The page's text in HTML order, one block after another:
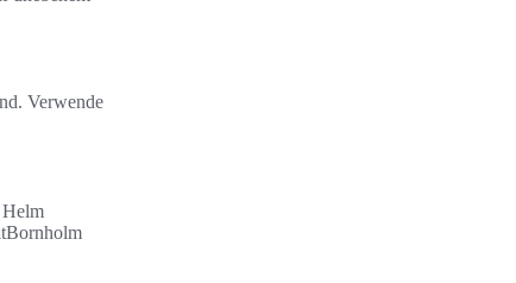
Verwende
Helm